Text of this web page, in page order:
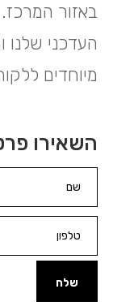
באזור המרכז.
העדכני שלנו
מיוחדים
השאירו
שלח